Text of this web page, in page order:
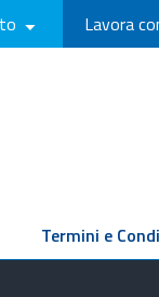
Lavora
Termini e